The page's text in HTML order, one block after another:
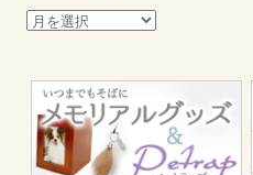
月
事
覧